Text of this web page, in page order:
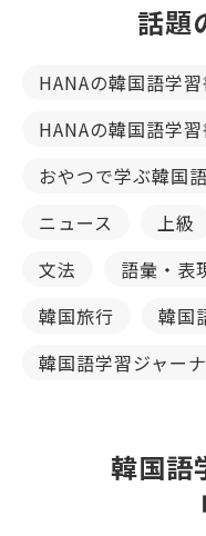
話題
HANAの韓国語学習
HANAの韓国語学
おやつで学ぶ韓国語
ニュース
上級
文法
語彙・表
韓国旅行
韓国
韓国語学習ジャー
韓国語